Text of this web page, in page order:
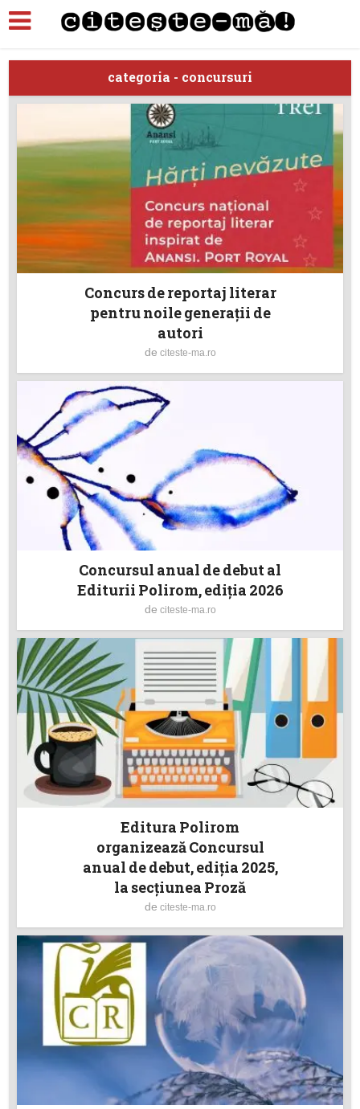
categoria - concursuri
Concurs de reportaj literar
pentru noile generații de
autori
de citeste-ma.ro
Concursul anual de debut al
Editurii Polirom, ediţia 2026
de citeste-ma.ro
Editura Polirom
organizează Concursul
anual de debut, ediția 2025,
la secțiunea Proză
de citeste-ma.ro